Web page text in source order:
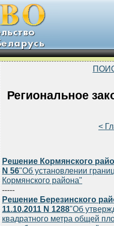
Региональное
<
Решение Кормянского
N 56"Об установлении
Кормянского района"
-----
Решение Березинского
11.10.2011 N 1288"Об
квадратного метра общей